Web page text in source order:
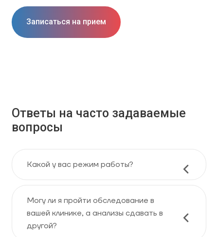
Записаться на прием
Ответы на часто задаваемые
вопросы
Какой у вас режим работы?
Могу ли я пройти обследование в
вашей клинике, а анализы сдавать в
другой?